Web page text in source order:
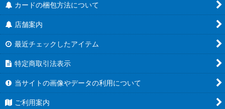
カードの梱包方法について
店舗案内
最近チェックしたアイテム
特定商取引法表示
当サイトの画像やデータの利用について
ご利用案内